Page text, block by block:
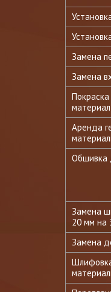
Замена
Замена
материал
Аренда
Обшивка
Замена
20 мм на
Замена